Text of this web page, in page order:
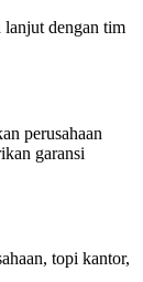
lanjut dengan tim
perusahaan
garansi
topi kantor,